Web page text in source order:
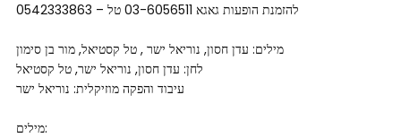
להזמנת הופעות גאגא 03-6056511 טל – 0542333863
מילים: עדן חסון, נוריאל ישר , טל קסטיאל, מור בן סימון
לחן: עדן חסון, נוריאל ישר, טל קסטיאל
עיבוד והפקה מוזיקלית: נוריאל ישר
מילים: